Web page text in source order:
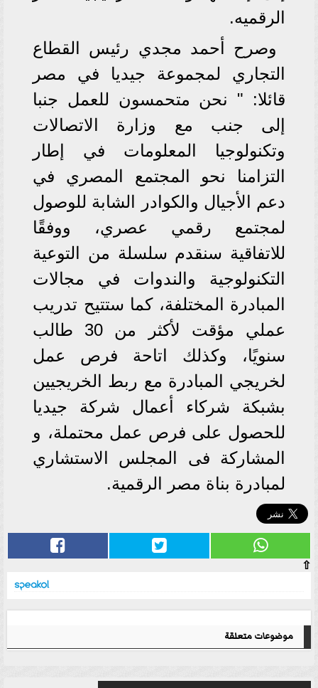
الرقميه.
وصرح أحمد مجدي رئيس القطاع
التجاري لمجموعة جيديا في مصر
قائلا: " نحن متحمسون للعمل جنبا
إلى جنب مع وزارة الاتصالات
وتكنولوجيا المعلومات في إطار
التزامنا نحو المجتمع المصري في
دعم الأجيال والكوادر الشابة للوصول
لمجتمع رقمي عصري، ووفقًا
للاتفاقية سنقدم سلسلة من التوعية
التكنولوجية والندوات في مجالات
المبادرة المختلفة، كما ستتيح تدريب
عملي مؤقت لأكثر من 30 طالب
سنويًا، وكذلك اتاحة فرص عمل
لخريجي المبادرة مع ربط الخريجيين
بشبكة شركاء أعمال شركة جيديا
للحصول على فرص عمل محتملة، و
المشاركة فى المجلس الاستشاري
لمبادرة بناة مصر الرقمية.
⇧
موضوعات متعلقة